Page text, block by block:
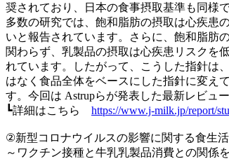
奨されており、日本の食事摂取基準も同様
多数の研究では、飽和脂肪の摂取は心疾患
いと報告されています。さらに、飽和脂肪
関わらず、乳製品の摂取は心疾患リスクを
れています。したがって、こうした指針は
はなく食品全体をベースにした指針に変え
す。今回は Astrupらが発表した最新レビュ
┗詳細はこちら https://www.j-milk.jp/report/
②新型コロナウイルスの影響に関する食生
～ワクチン接種と牛乳乳製品消費との関係